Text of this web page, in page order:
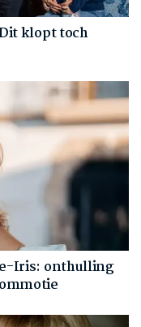
klopt toch
Iris: onthulling